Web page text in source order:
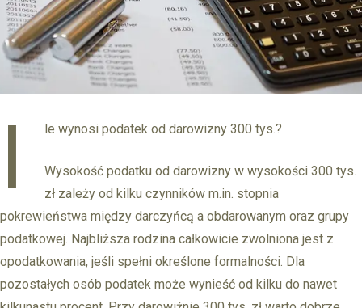
I le wynosi podatek od darowizny 300 tys.?
Wysokość podatku od darowizny w wysokości 300 tys.
zł zależy od kilku czynników m.in. stopnia
pokrewieństwa między darczyńcą a obdarowanym oraz grupy
podatkowej. Najbliższa rodzina całkowicie zwolniona jest z
opodatkowania, jeśli spełni określone formalności. Dla
pozostałych osób podatek może wynieść od kilku do nawet